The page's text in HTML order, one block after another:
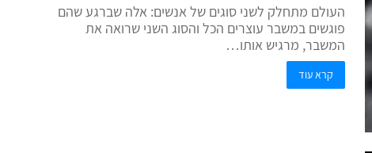
העולם מתחלק לשני סוגים של אנשים: אלה שברגע שהם
פוגשים במשבר עוצרים הכל והסוג השני שרואה את
המשבר, מרגיש אותו…
קרא עוד